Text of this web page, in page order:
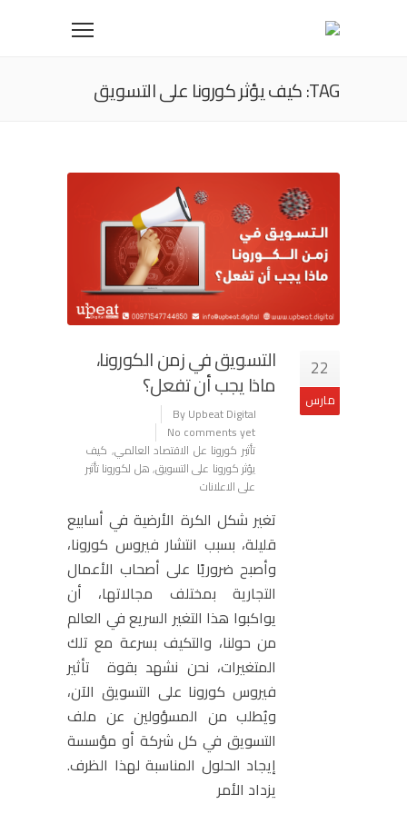
TAG: كيف يؤثر كورونا على التسويق
22
مارس
التسويق في زمن الكورونا،
ماذا يجب أن تفعل؟
By Upbeat Digital
No comments yet
تأثير كورونا عل الاقتصاد العالمي, كيف
يؤثر كورونا على التسويق,هل لكورونا تأثير
على الاعلانات
تغير شكل الكرة الأرضية في أسابيع
قليلة، بسبب انتشار فيروس كورونا،
وأصبح ضروريًا على أصحاب الأعمال
التجارية بمختلف مجالاتها، أن
يواكبوا هذا التغير السريع في العالم
من حولنا، والتكيف بسرعة مع تلك
المتغيرات، نحن نشهد بقوة تأثير
فيروس كورونا على التسويق الآن،
ويُطلب من المسؤولين عن ملف
التسويق في كل شركة أو مؤسسة
إيجاد الحلول المناسبة لهذا الظرف.
يزداد الأمر